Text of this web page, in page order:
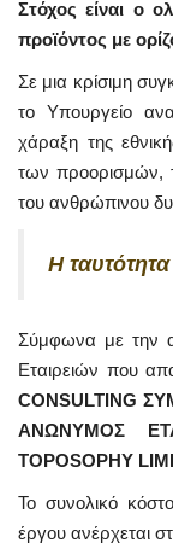
Στόχος είναι ο
προϊόντος με
Σε μια κρίσιμη
το Υπουργείο
χάραξη της
των προορισμών,
του ανθρώπινου
Η
Σύμφωνα με την
Εταιρειών που
CONSULTING
ΑΝΩΝΥΜΟΣ
TOPOSOPHY
Το συνολικό
έργου ανέρχεται